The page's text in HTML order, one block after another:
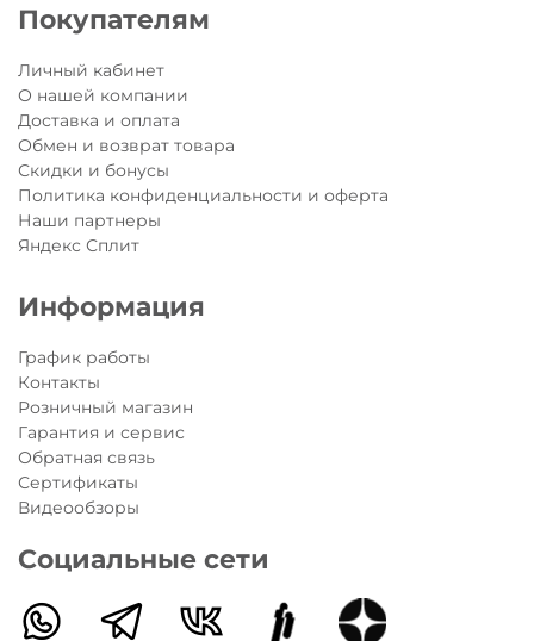
Покупателям
Личный кабинет
О нашей компании
Доставка и оплата
Обмен и возврат товара
Скидки и бонусы
Политика конфиденциальности и оферта
Наши партнеры
Яндекс Сплит
Информация
График работы
Контакты
Розничный магазин
Гарантия и сервис
Обратная связь
Сертификаты
Видеообзоры
Социальные сети